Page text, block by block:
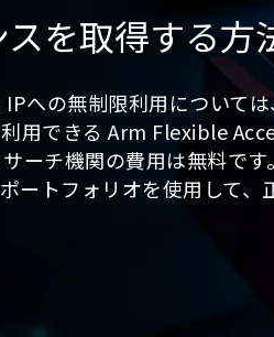
を取得する方
への無制限利用については
用できる Arm Flexible
ーチ機関の費用は無料です
ートフォリオを使用して、